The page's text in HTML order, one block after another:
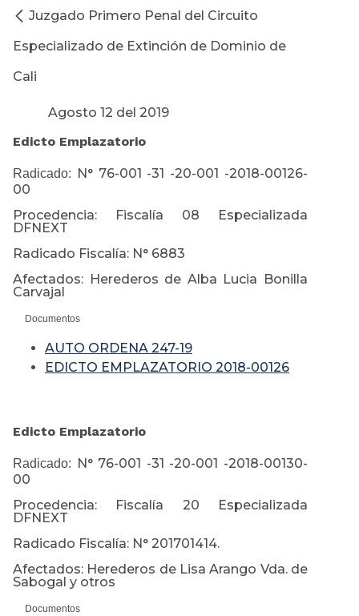
Juzgado Primero Penal del Circuito
Especializado de Extinción de Dominio de
Cali
Agosto 12 del 2019
Edicto Emplazatorio
Radicado: N° 76-001 -31 -20-001 -2018-00126-
00
Procedencia: Fiscalía 08 Especializada
DFNEXT
Radicado Fiscalía: N° 6883
Afectados: Herederos de Alba Lucia Bonilla
Carvajal
Documentos
AUTO ORDENA 247-19
EDICTO EMPLAZATORIO 2018-00126
Edicto Emplazatorio
Radicado: N° 76-001 -31 -20-001 -2018-00130-
00
Procedencia: Fiscalía 20 Especializada
DFNEXT
Radicado Fiscalía: N° 201701414.
Afectados: Herederos de Lisa Arango Vda. de
Sabogal y otros
Documentos